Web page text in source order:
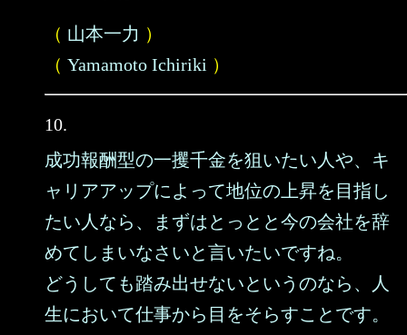
（ 山本一力 ）
（ Yamamoto Ichiriki ）
10.
成功報酬型の一攫千金を狙いたい人や、キ
ャリアアップによって地位の上昇を目指し
たい人なら、まずはとっとと今の会社を辞
めてしまいなさいと言いたいですね。
どうしても踏み出せないというのなら、人
生において仕事から目をそらすことです。